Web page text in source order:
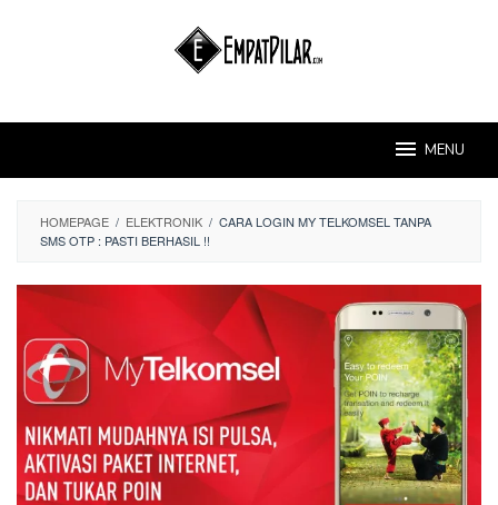
MENU
HOMEPAGE / ELEKTRONIK / CARA LOGIN MY TELKOMSEL TANPA
SMS OTP : PASTI BERHASIL !!